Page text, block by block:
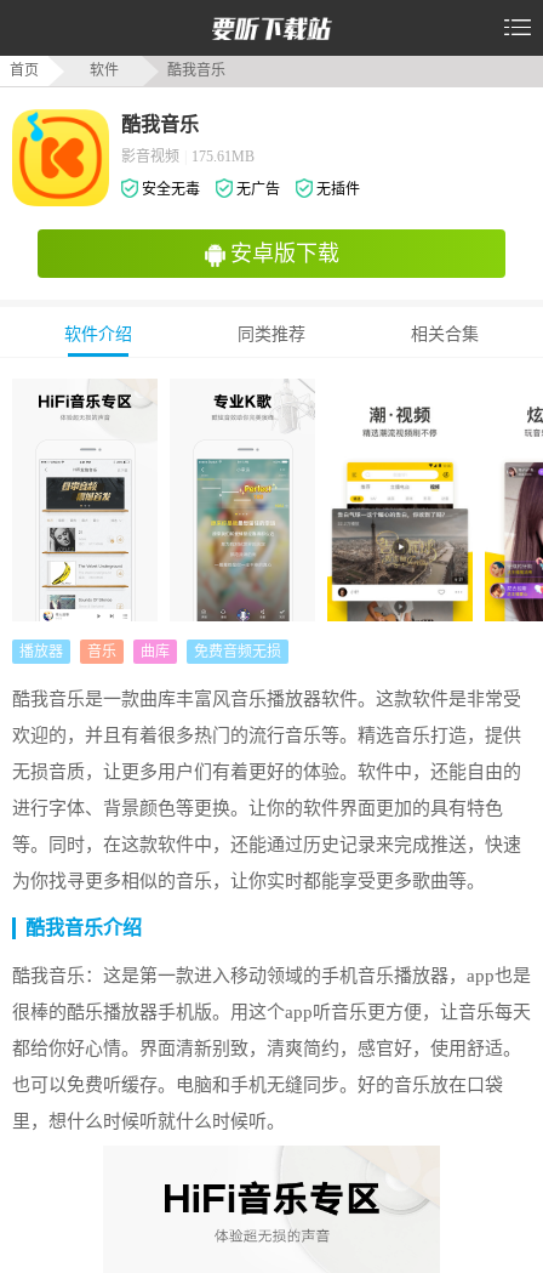
首页 软件 酷我音乐
酷我音乐
影音视频
175.61MB
安全无毒
无广告 无插件
安卓版下载
软件介绍 同类推荐 相关合集
播放器 音乐 曲库 免费音频无损
酷我音乐是一款曲库丰富风音乐播放器软件。这款软件是非常受
欢迎的，并且有着很多热门的流行音乐等。精选音乐打造，提供
无损音质，让更多用户们有着更好的体验。软件中，还能自由的
进行字体、背景颜色等更换。让你的软件界面更加的具有特色
等。同时，在这款软件中，还能通过历史记录来完成推送，快速
为你找寻更多相似的音乐，让你实时都能享受更多歌曲等。
酷我音乐介绍
酷我音乐：这是第一款进入移动领域的手机音乐播放器，app也是
很棒的酷乐播放器手机版。用这个app听音乐更方便，让音乐每天
都给你好心情。界面清新别致，清爽简约，感官好，使用舒适。
也可以免费听缓存。电脑和手机无缝同步。好的音乐放在口袋
里，想什么时候听就什么时候听。